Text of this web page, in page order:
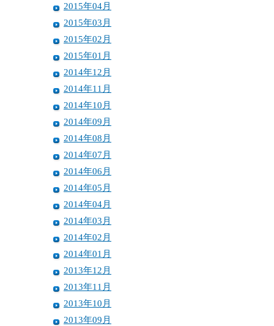
2015年04月
2015年03月
2015年02月
2015年01月
2014年12月
2014年11月
2014年10月
2014年09月
2014年08月
2014年07月
2014年06月
2014年05月
2014年04月
2014年03月
2014年02月
2014年01月
2013年12月
2013年11月
2013年10月
2013年09月